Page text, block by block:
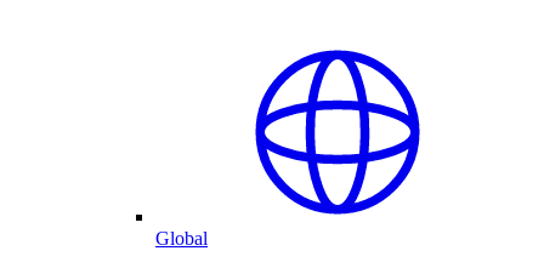
Global